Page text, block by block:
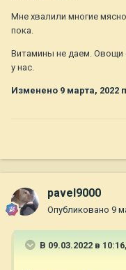
Мне хвалили многие
пока.
Витамины не даем. Овощи
у нас.
Изменено 9 марта, 2022
pavel9000
Опубликовано 9
В 09.03.2022 в 10:16,